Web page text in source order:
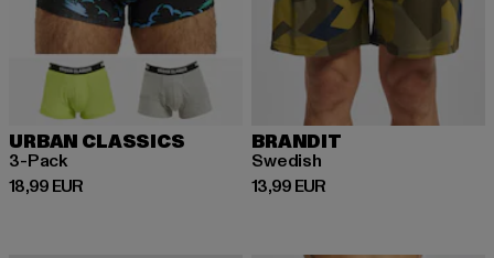
URBAN CLASSICS
3-Pack
18,99 EUR
Derzeitiger Preis: 18,99 EUR
BRANDIT
Swedish
13,99 EUR
Derzeitiger Preis: 13,99 EUR